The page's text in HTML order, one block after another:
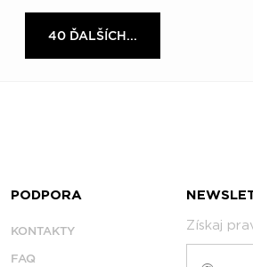
40 ĎALŠÍCH...
PODPORA
KONTAKTY
FAQ
Získaj